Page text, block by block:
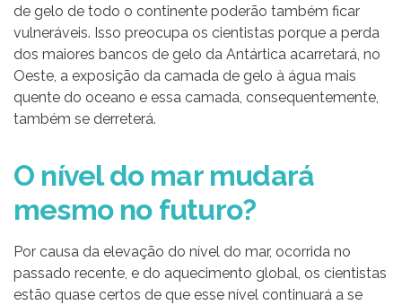
de gelo de todo o continente poderão também ficar
vulneráveis. Isso preocupa os cientistas porque a perda
dos maiores bancos de gelo da Antártica acarretará, no
Oeste, a exposição da camada de gelo à água mais
quente do oceano e essa camada, consequentemente,
também se derreterá.
O nível do mar mudará
mesmo no futuro?
Por causa da elevação do nível do mar, ocorrida no
passado recente, e do aquecimento global, os cientistas
estão quase certos de que esse nível continuará a se